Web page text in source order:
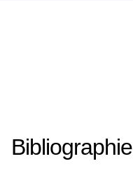
Bibliographie